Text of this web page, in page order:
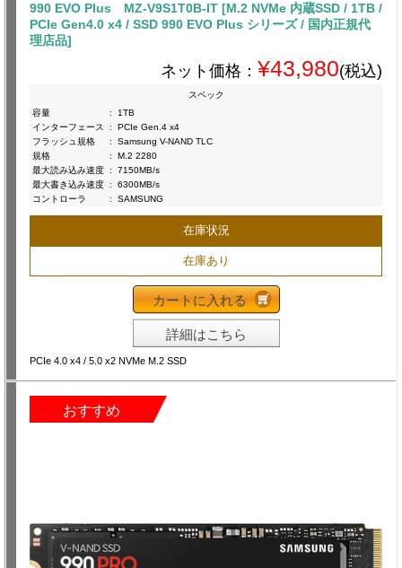
990 EVO Plus MZ-V9S1T0B-IT [M.2 NVMe 内蔵SSD / 1TB /
PCIe Gen4.0 x4 / SSD 990 EVO Plus シリーズ / 国内正規代
理店品]
ネット価格： ¥43,980(税込)
スペック
容量
:
1TB
インターフェース
:
PCIe Gen.4 x4
フラッシュ規格
:
Samsung V-NAND TLC
規格
:
M.2 2280
最大読み込み速度 :
7150MB/s
最大書き込み速度 :
6300MB/s
コントローラ
: SAMSUNG
在庫状況
在庫あり
カートに入れる
詳細はこちら
PCIe 4.0 x4 / 5.0 x2 NVMe M.2 SSD
おすすめ